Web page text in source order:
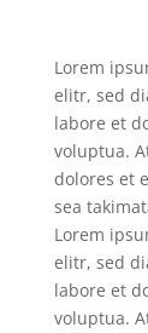
Lorem
elitr, sed
labore et
voluptua.
dolores et
sea
Lorem
elitr, sed
labore et
voluptua.